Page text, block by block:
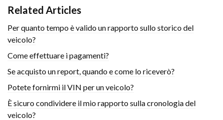
Related Articles
Per quanto tempo è valido un rapporto sullo storico del
veicolo?
Come effettuare i pagamenti?
Se acquisto un report, quando e come lo riceverò?
Potete fornirmi il VIN per un veicolo?
È sicuro condividere il mio rapporto sulla cronologia del
veicolo?